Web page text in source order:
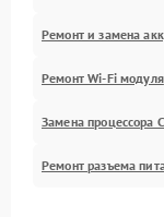
Ремонт и замена
Ремонт Wi-Fi модуля
Замена процессора
Ремонт разъема